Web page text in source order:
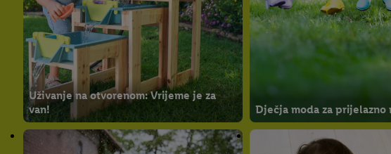
Uživanje na otvorenom: Vrijeme je za
van!
Dječja moda za prijelazno